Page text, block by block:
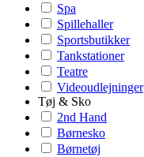
Spa
Spillehaller
Sportsbutikker
Tankstationer
Teatre
Videoudlejninger
Tøj & Sko
2nd Hand
Børnesko
Børnetøj